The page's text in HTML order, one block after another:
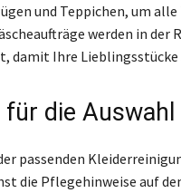
und Teppichen, um
werden in
damit Ihre
die
passenden
die Pflegehinweise auf